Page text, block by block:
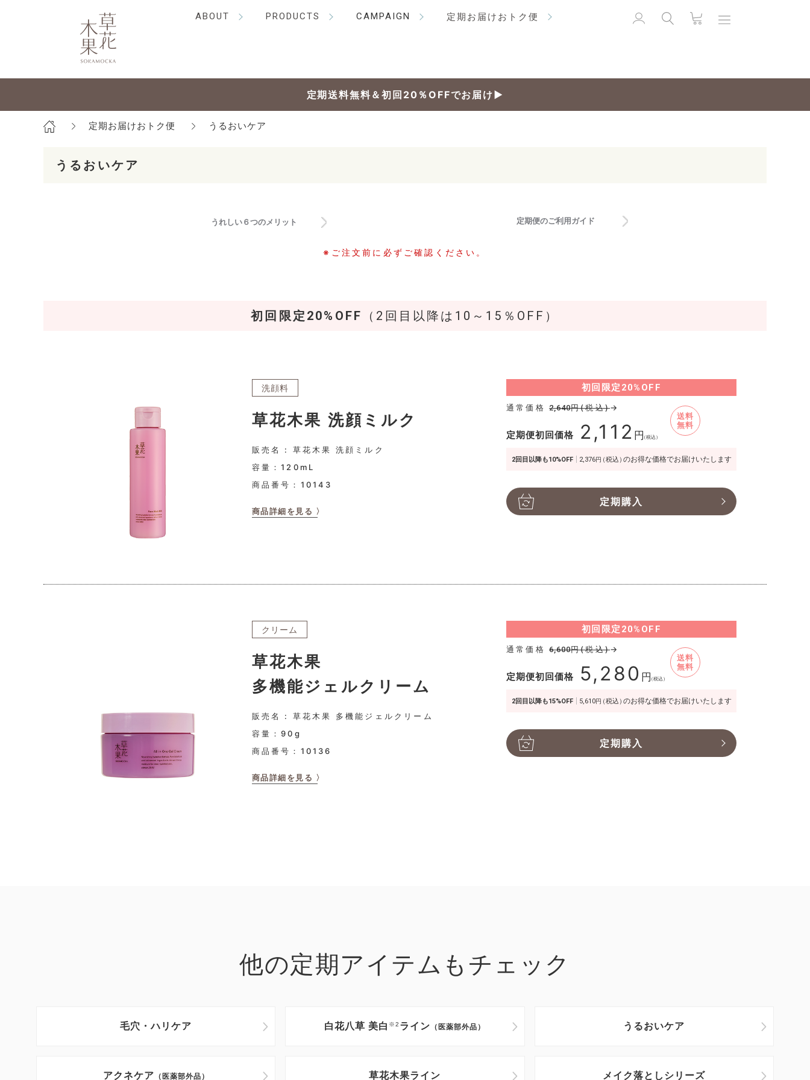
ABOUT PRODUCTS CAMPAIGN 定期お届けおトク便
定期送料無料＆初回20％OFFでお届け▶
定期お届けおトク便 うるおいケア
うるおいケア
うれしい６つのメリット 定期便のご利用ガイド
※ご注文前に必ずご確認ください。
初回限定20%OFF （2回目以降は10～15％OFF）
洗顔料
草花木果 洗顔ミルク
販売名 : 草花木果 洗顔ミルク
容量：120mL
商品番号： 10143
商品詳細を見る 〉
初回限定 20%OFF
通常価格 2,640円(税込)→
定期便初回価格 2,112 円（税込）
送料
無料
2回目以降も10%OFF 2,376円（税込）のお得な価格でお届けいたします
定期購入
クリーム
草花木果
多機能ジェルクリーム
販売名 : 草花木果 多機能ジェルクリーム
容量：90g
商品番号： 10136
商品詳細を見る 〉
初回限定 20%OFF
通常価格 6,600円(税込)→
定期便初回価格 5,280 円（税込）
送料
無料
2回目以降も15%OFF 5,610円（税込）のお得な価格でお届けいたします
定期購入
他の定期アイテムもチェック
毛穴・ハリケア 白花八草 美白 ※2 ライン （医薬部外品） うるおいケア
アクネケア （医薬部外品） 草花木果ライン メイク落としシリーズ